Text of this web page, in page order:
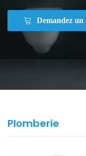
Demandez un
Plomberie